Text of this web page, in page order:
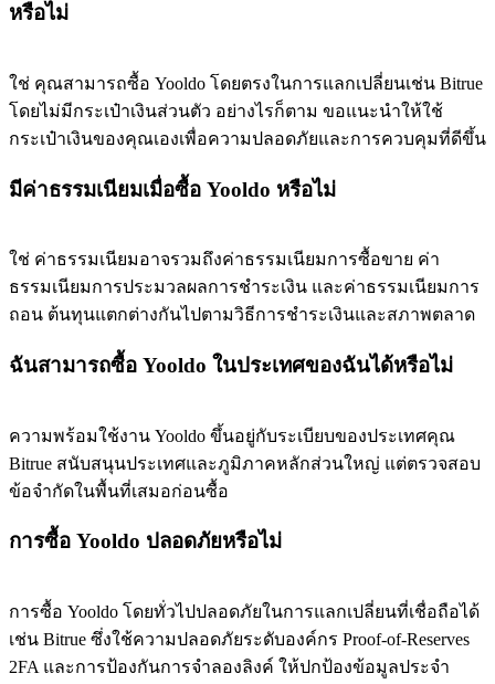
หรือไม่
ใช่ คุณสามารถซื้อ Yooldo โดยตรงในการแลกเปลี่ยนเช่น Bitrue
โดยไม่มีกระเป๋าเงินส่วนตัว อย่างไรก็ตาม ขอแนะนำให้ใช้
กระเป๋าเงินของคุณเองเพื่อความปลอดภัยและการควบคุมที่ดีขึ้น
มีค่าธรรมเนียมเมื่อซื้อ Yooldo หรือไม่
ใช่ ค่าธรรมเนียมอาจรวมถึงค่าธรรมเนียมการซื้อขาย ค่า
ธรรมเนียมการประมวลผลการชำระเงิน และค่าธรรมเนียมการ
ถอน ต้นทุนแตกต่างกันไปตามวิธีการชำระเงินและสภาพตลาด
ฉันสามารถซื้อ Yooldo ในประเทศของฉันได้หรือไม่
ความพร้อมใช้งาน Yooldo ขึ้นอยู่กับระเบียบของประเทศคุณ
Bitrue สนับสนุนประเทศและภูมิภาคหลักส่วนใหญ่ แต่ตรวจสอบ
ข้อจำกัดในพื้นที่เสมอก่อนซื้อ
การซื้อ Yooldo ปลอดภัยหรือไม่
การซื้อ Yooldo โดยทั่วไปปลอดภัยในการแลกเปลี่ยนที่เชื่อถือได้
เช่น Bitrue ซึ่งใช้ความปลอดภัยระดับองค์กร Proof-of-Reserves
2FA และการป้องกันการจำลองลิงค์ ให้ปกป้องข้อมูลประจำ